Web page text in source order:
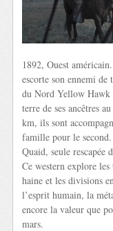
1892, Ouest
escorte son ennemi de
du Nord Yellow Hawk
terre de ses ancêtres
km, ils sont
famille pour le
Quaid, seule rescapée
Ce western explore
haine et les divisions
l’esprit humain, la
encore la valeur que
mars.